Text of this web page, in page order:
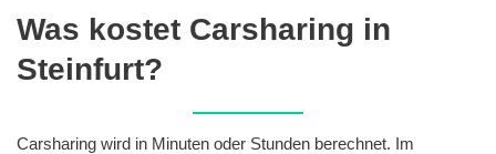
Was kostet Carsharing in
Steinfurt?
Carsharing wird in Minuten oder Stunden berechnet. Im